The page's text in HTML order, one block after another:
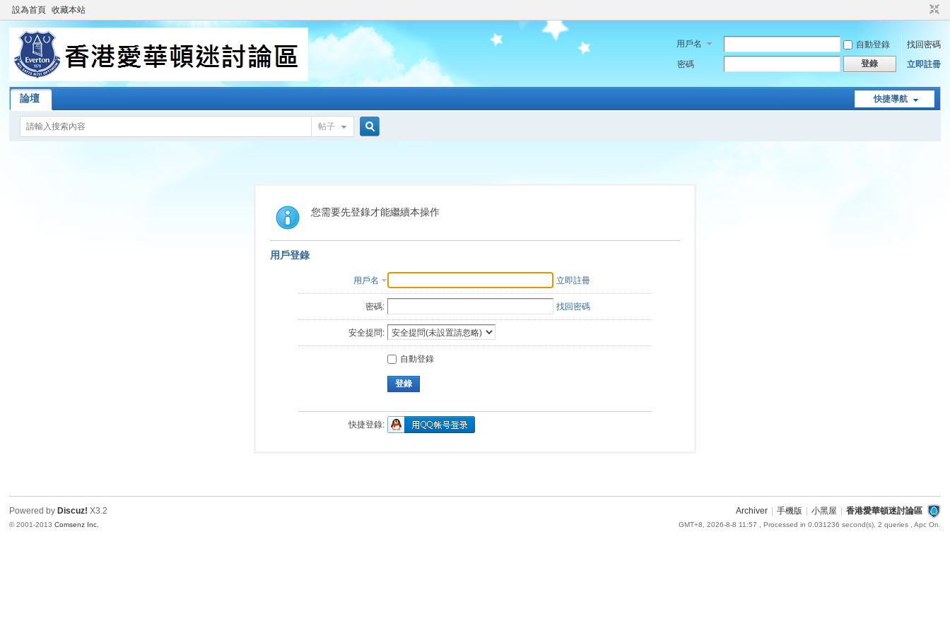
設為首頁 收藏本站
用戶名 自動登錄
找回密碼
密碼
登錄 立即註冊
快捷導航
論壇
帖子
索
您需要先登錄才能繼續本操作
用戶登錄
用戶名 立即註冊
密碼: 找回密碼
安全提問:
自動登錄
登錄
快捷登錄:
Archiver 手機版 小黑屋 香港愛華頓迷討論區
GMT+8, 2026-8-8 11:57 , Processed in 0.031236 second(s), 2 queries , Apc On.
Powered by Discuz! X3.2
© 2001-2013Comsenz Inc.